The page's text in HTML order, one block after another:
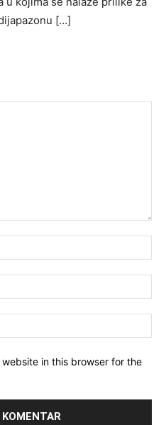
[…]
in this browser for the